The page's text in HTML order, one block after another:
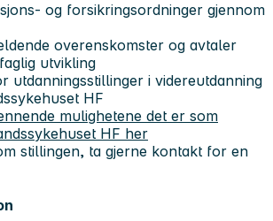
og forsikringsordninger gjennom
overenskomster og avtaler
utvikling
utdanningsstillinger i videreutdanning
HF
mulighetene det er som
HF her
stillingen, ta gjerne kontakt for en